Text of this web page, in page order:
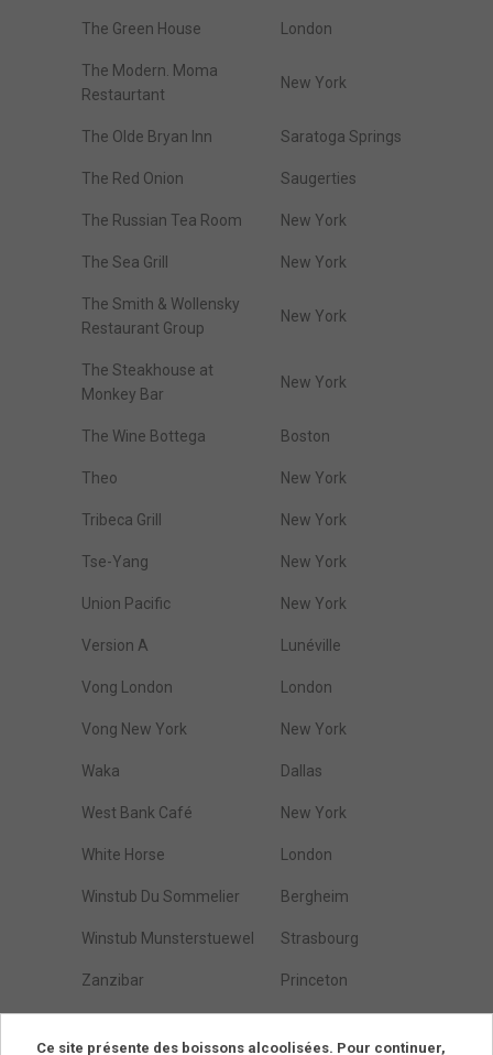
The Green House London
The Modern. Moma
Restaurtant
New York
The Olde Bryan Inn Saratoga Springs
The Red Onion Saugerties
The Russian Tea Room New York
The Sea Grill New York
The Smith & Wollensky
Restaurant Group
New York
The Steakhouse at
Monkey Bar
New York
The Wine Bottega Boston
Theo New York
Tribeca Grill New York
Tse-Yang New York
Union Pacific New York
Version A Lunéville
Vong London London
Vong New York New York
Waka Dallas
West Bank Café New York
White Horse London
Winstub Du Sommelier Bergheim
Winstub Munsterstuewel Strasbourg
Zanzibar Princeton
Ce site présente des boissons alcoolisées. Pour continuer,